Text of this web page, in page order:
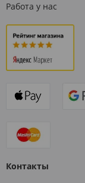
Работа у нас
Контакты